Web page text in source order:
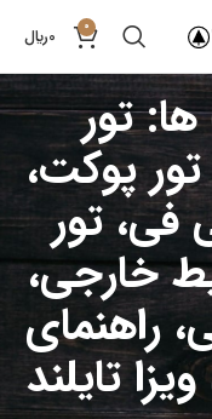
0
0﷼
تور
تور پوکت،
فی، تور
خارجی،
راهنمای
تایلند